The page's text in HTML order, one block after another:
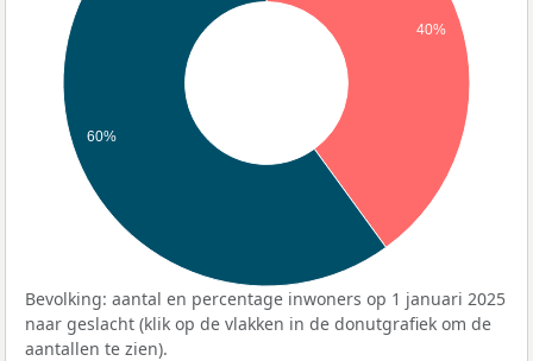
40%
60%
Bevolking: aantal en percentage inwoners op 1 januari 2025
naar geslacht (klik op de vlakken in de donutgrafiek om de
aantallen te zien).